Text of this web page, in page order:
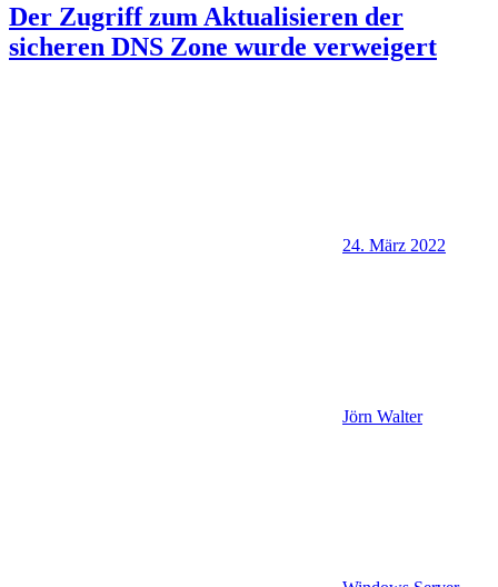
Der Zugriff zum Aktualisieren der
sicheren DNS Zone wurde verweigert
24. März 2022
Jörn Walter